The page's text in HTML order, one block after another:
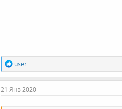
R
e
a
c
user
21 Янв 2020